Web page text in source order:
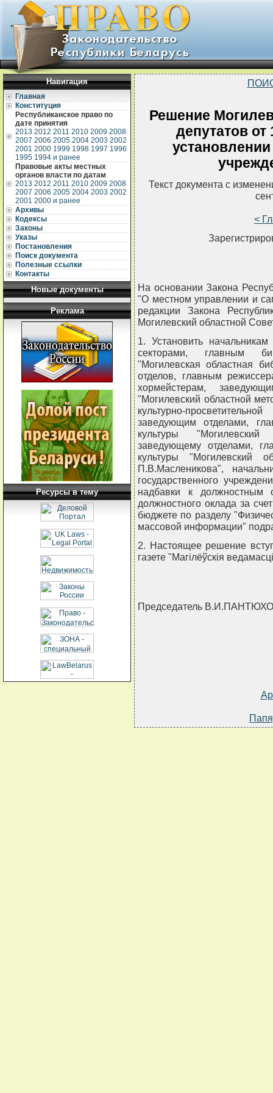
Навигация
Главная
Конституция
Республиканское право по
дате принятия
2013 2012 2011 2010 2009 2008
2007 2006 2005 2004 2003 2002
2001 2000 1999 1998 1997 1996
1995 1994 и ранее
Правовые акты местных
органов власти по датам
2013 2012 2011 2010 2009 2008
2007 2006 2005 2004 2003 2002
2001 2000 и ранее
Архивы
Кодексы
Законы
Указы
Постановления
Поиск документа
Полезные ссылки
Контакты
Новые документы
Реклама
Ресурсы в тему
Решение
депутатов
Текст документа с
<
На основании Закона
"О местном управлении и
редакции Закона
Могилевский областной
1. Установить
секторами, главным
"Могилевская областная
отделов, главным
хормейстерам,
"Могилевский областной
культурно-
заведующим отделами,
культуры
заведующему отделами,
культуры "Могилевский
П.В.Масленикова",
государственного
надбавки к
должностного оклада за
бюджете по разделу
массовой информации"
2. Настоящее решение
газете "Магiлёўскiя
Председатель